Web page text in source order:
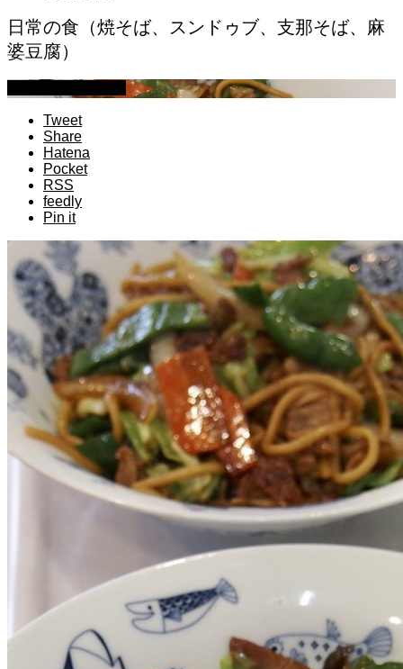
日常の食（焼そば、スンドゥブ、支那そば、麻
婆豆腐）
Tweet
Share
Hatena
Pocket
RSS
feedly
Pin it